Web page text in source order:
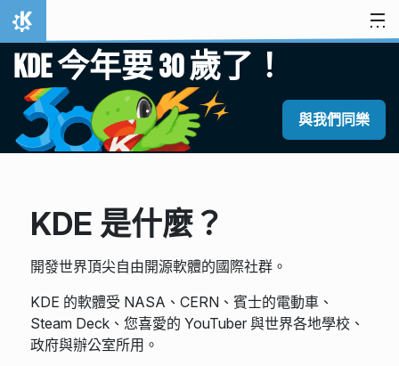
跳到內容
首頁
KDE 今年要 30 歲了！
與我們同樂
KDE 是什麼？
開發世界頂尖自由開源軟體的國際社群。
KDE 的軟體受 NASA、CERN、賓士的電動車、
Steam Deck、您喜愛的 YouTuber 與世界各地學校、
政府與辦公室所用。